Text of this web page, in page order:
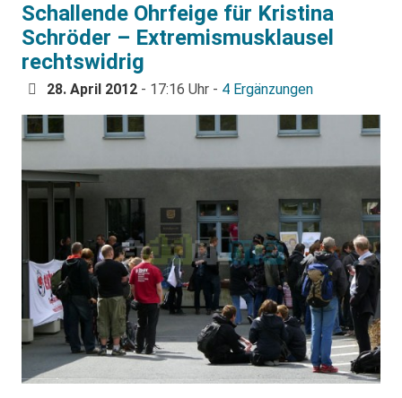
Schallende Ohrfeige für Kristina
Schröder – Extremismusklausel
rechtswidrig
28. April 2012 - 17:16 Uhr - 4 Ergänzungen